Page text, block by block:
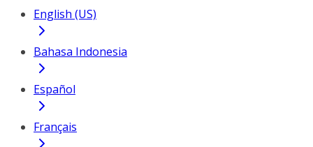
English (US)
Bahasa Indonesia
Español
Français